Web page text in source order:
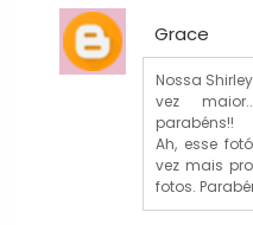
Grace
Nossa
vez
parabéns!!
Ah, esse
vez mais
fotos.